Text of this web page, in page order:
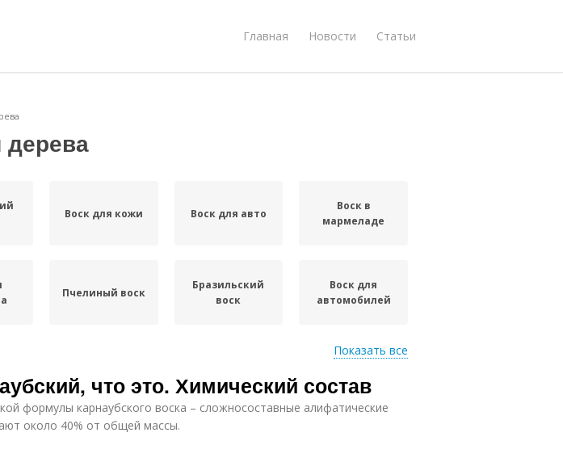
Главная Новости Статьи
дерева
Воск для кожи Воск для авто
Воск в
мармеладе
Пчелиный воск
Бразильский
воск
Воск для
автомобилей
воск
косметике
косметологии
Показать все
что это. Химический состав
формулы карнаубского воска – сложносоставные алифатические
около 40% от общей массы.